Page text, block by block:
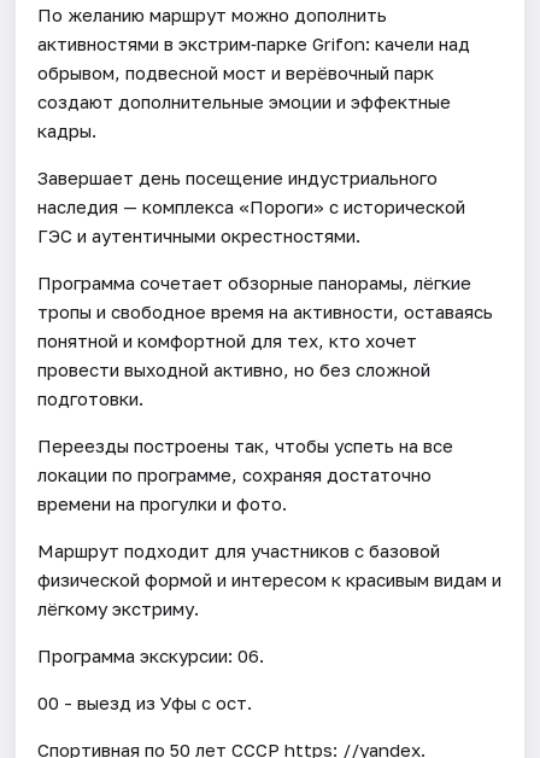
По желанию маршрут можно дополнить
активностями в экстрим‑парке Grifon: качели над
обрывом, подвесной мост и верёвочный парк
создают дополнительные эмоции и эффектные
кадры.
Завершает день посещение индустриального
наследия — комплекса «Пороги» с исторической
ГЭС и аутентичными окрестностями.
​Программа сочетает обзорные панорамы, лёгкие
тропы и свободное время на активности, оставаясь
понятной и комфортной для тех, кто хочет
провести выходной активно, но без сложной
подготовки.
Переезды построены так, чтобы успеть на все
локации по программе, сохраняя достаточно
времени на прогулки и фото.
Маршрут подходит для участников с базовой
физической формой и интересом к красивым видам и
лёгкому экстриму.
​Программа экскурсии: 06.
00 - выезд из Уфы с ост.
Спортивная по 50 лет СССР https: //yandex.